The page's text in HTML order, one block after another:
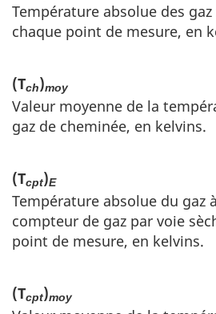
Température absolue des
chaque point de mesure, en
(Tch)moy
Valeur moyenne de la
gaz de cheminée, en kelvins.
(Tcpt)E
Température absolue du gaz
compteur de gaz par voie
point de mesure, en kelvins.
(Tcpt)moy